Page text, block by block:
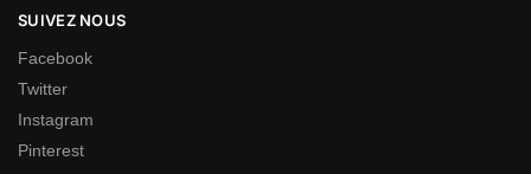
SUIVEZ NOUS
Facebook
Twitter
Instagram
Pinterest